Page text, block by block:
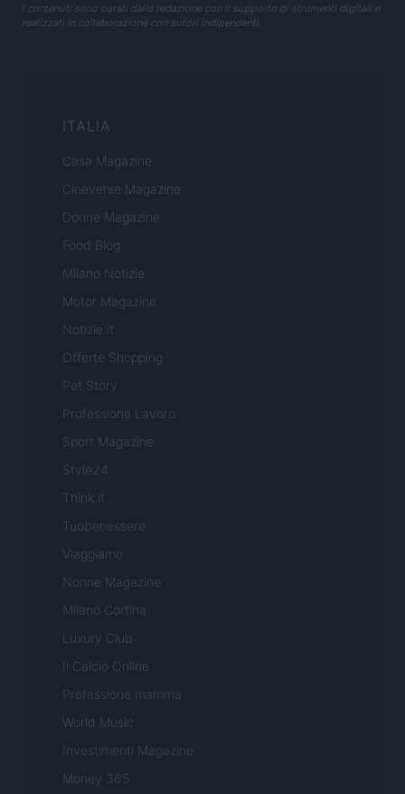
I contenuti sono curati dalla redazione con il supporto di strumenti digitali e
realizzati in collaborazione con autori indipendenti.
ITALIA
Casa Magazine
Cineverse Magazine
Donne Magazine
Food Blog
Milano Notizie
Motor Magazine
Notizie.it
Offerte Shopping
Pet Story
Professione Lavoro
Sport Magazine
Style24
Think.it
Tuobenessere
Viaggiamo
Nonne Magazine
Milano Cortina
Luxury Club
Il Calcio Online
Professione mamma
World Music
Investimenti Magazine
Money 365